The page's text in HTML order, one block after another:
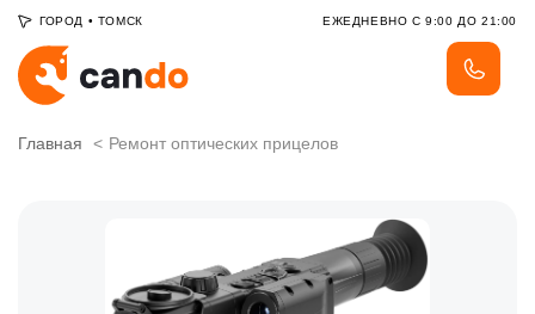
ГОРОД • ТОМСК ЕЖЕДНЕВНО С 9:00 ДО 21:00
Главная Ремонт оптических прицелов